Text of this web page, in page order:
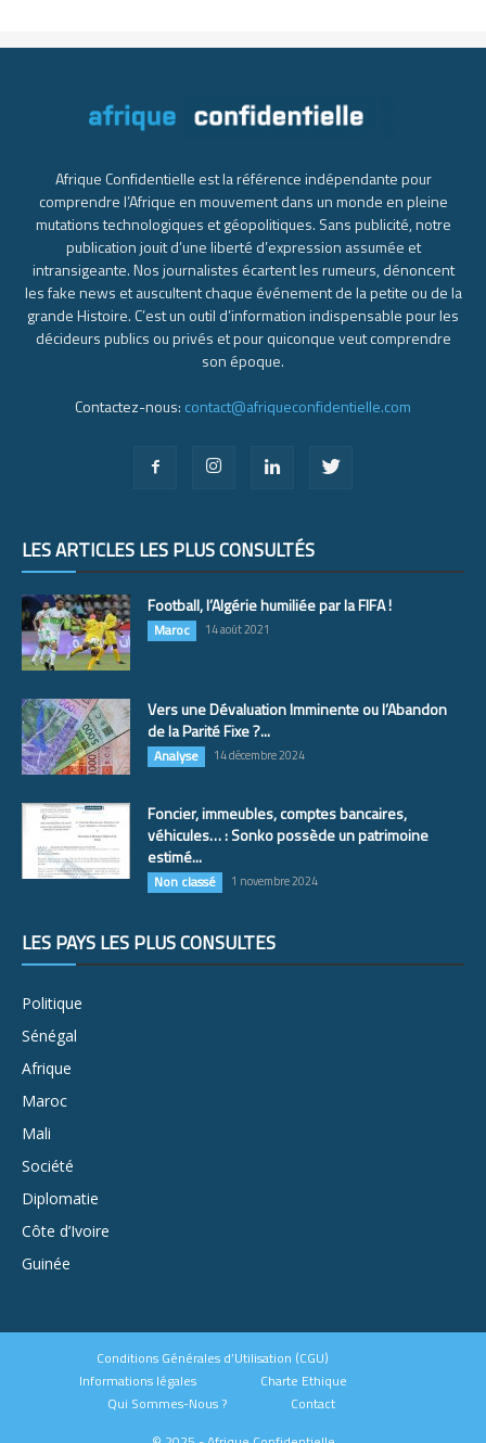
Afrique Confidentielle est la référence indépendante pour
comprendre l’Afrique en mouvement dans un monde en pleine
mutations technologiques et géopolitiques. Sans publicité, notre
publication jouit d’une liberté d’expression assumée et
intransigeante. Nos journalistes écartent les rumeurs, dénoncent
les fake news et auscultent chaque événement de la petite ou de la
grande Histoire. C’est un outil d’information indispensable pour les
décideurs publics ou privés et pour quiconque veut comprendre
son époque.
Contactez-nous: contact@afriqueconfidentielle.com
LES ARTICLES LES PLUS CONSULTÉS
Football, l’Algérie humiliée par la FIFA !
Maroc 14 août 2021
Vers une Dévaluation Imminente ou l’Abandon
de la Parité Fixe ?...
Analyse 14 décembre 2024
Foncier, immeubles, comptes bancaires,
véhicules… : Sonko possède un patrimoine
estimé...
Non classé 1 novembre 2024
LES PAYS LES PLUS CONSULTÉS
Politique
Sénégal
Afrique
Maroc
Mali
Société
Diplomatie
Côte d’Ivoire
Guinée
Conditions Générales d’Utilisation (CGU)
Informations légales
Charte Ethique
Qui Sommes-Nous ?
Contact